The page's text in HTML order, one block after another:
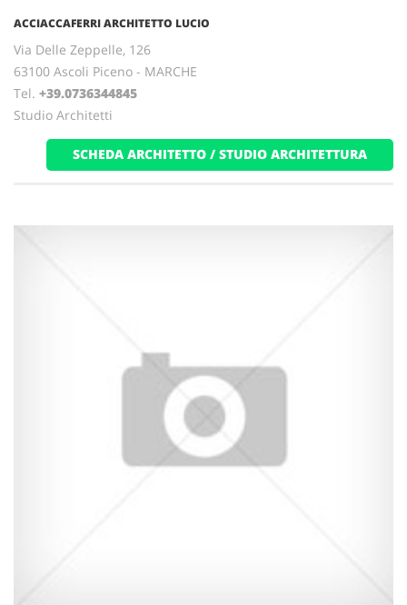
ACCIACCAFERRI ARCHITETTO LUCIO
Via Delle Zeppelle, 126
63100 Ascoli Piceno - MARCHE
Tel. +39.0736344845
Studio Architetti
SCHEDA ARCHITETTO / STUDIO ARCHITETTURA